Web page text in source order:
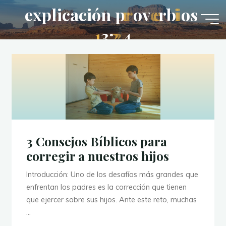
Saltar
contenido
explicaciónpr
rove
erbi
ios
13:2
24
3 Consejos Bíblicos para
corregir a nuestros hijos
Introducción: Uno de los desafíos más grandes que
enfrentan los padres es la corrección que tienen
que ejercer sobre sus hijos. Ante este reto, muchas
…